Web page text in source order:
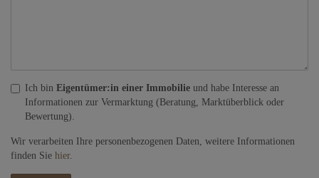
Ich bin Eigentümer:in einer Immobilie und habe Interesse an
Informationen zur Vermarktung (Beratung, Marktüberblick oder
Bewertung).
Wir verarbeiten Ihre personenbezogenen Daten, weitere Informationen
finden Sie hier.